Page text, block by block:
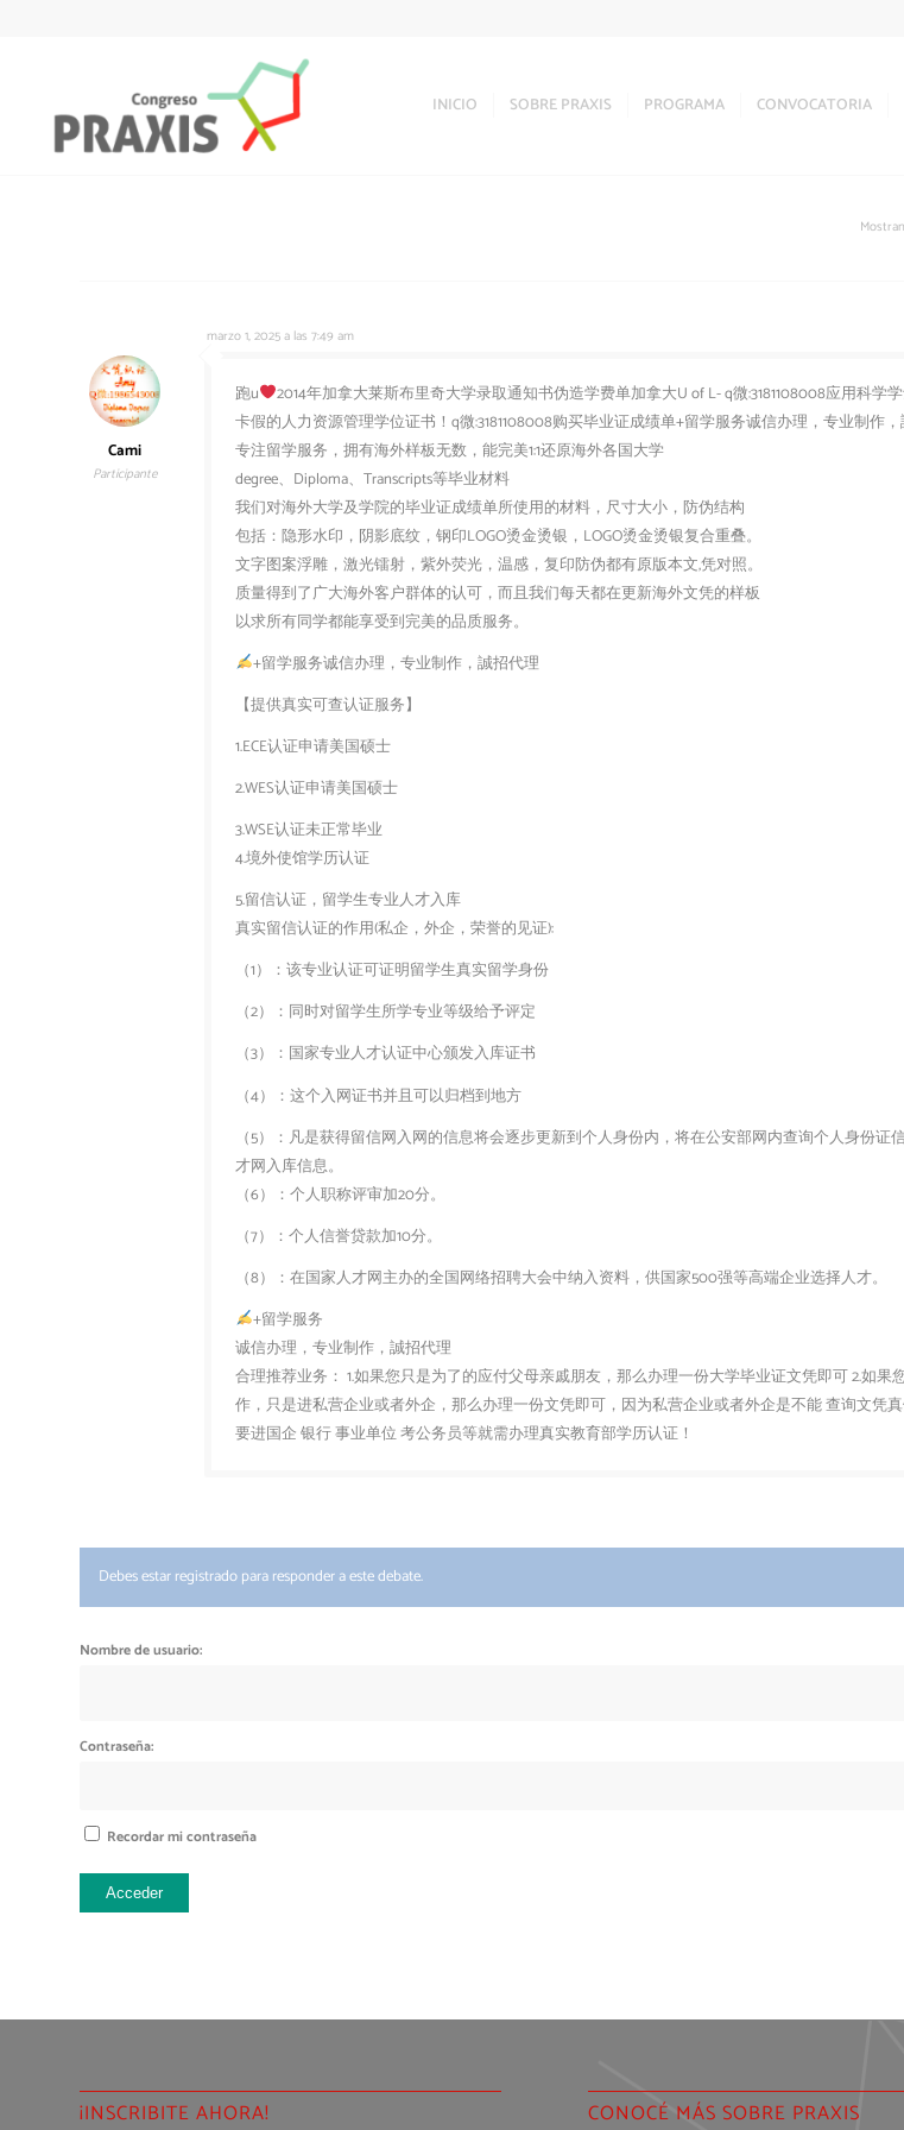
INICIO SOBRE PRAXIS PROGRAMA CONVOCATORIA
marzo 1, 2025 a las 7:49 am
Cami
Participante
跑u
2014年加拿大莱斯布里奇大学录取通知书伪造学费单加拿大U of L- q微:3181108008应用科学
卡假的人力资源管理学位证书！q微:3181108008购买毕业证成绩单+留学服务诚信办理，专业制作
专注留学服务，拥有海外样板无数，能完美1:1还原海外各国大学
degree、Diploma、Transcripts等毕业材料
我们对海外大学及学院的毕业证成绩单所使用的材料，尺寸大小，防伪结构
包括：隐形水印，阴影底纹，钢印LOGO烫金烫银，LOGO烫金烫银复合重叠。
文字图案浮雕，激光镭射，紫外荧光，温感，复印防伪都有原版本文,凭对照。
质量得到了广大海外客户群体的认可，而且我们每天都在更新海外文凭的样板
以求所有同学都能享受到完美的品质服务。
+留学服务诚信办理，专业制作，誠招代理
【提供真实可查认证服务】
1.ECE认证申请美国硕士
2.WES认证申请美国硕士
3.WSE认证未正常毕业
4.境外使馆学历认证
5.留信认证，留学生专业人才入库
真实留信认证的作用(私企，外企，荣誉的见证):
（1）：该专业认证可证明留学生真实留学身份
（2）：同时对留学生所学专业等级给予评定
（3）：国家专业人才认证中心颁发入库证书
（4）：这个入网证书并且可以归档到地方
（5）：凡是获得留信网入网的信息将会逐步更新到个人身份内，将在公安部网内查询个人身份证
才网入库信息。
（6）：个人职称评审加20分。
（7）：个人信誉贷款加10分。
（8）：在国家人才网主办的全国网络招聘大会中纳入资料，供国家500强等高端企业选择人才。
+留学服务
诚信办理，专业制作，誠招代理
合理推荐业务： 1.如果您只是为了的应付父母亲戚朋友，那么办理一份大学毕业证文凭即可 2.如果
作，只是进私营企业或者外企，那么办理一份文凭即可，因为私营企业或者外企是不能 查询文凭
要进国企 银行 事业单位 考公务员等就需办理真实教育部学历认证！
Debes estar registrado para responder a este debate.
Nombre de usuario:
Contraseña:
Recordar mi contraseña
Acceder
¡INSCRIBITE AHORA! CONOCÉ MÁS SOBRE PRAXIS